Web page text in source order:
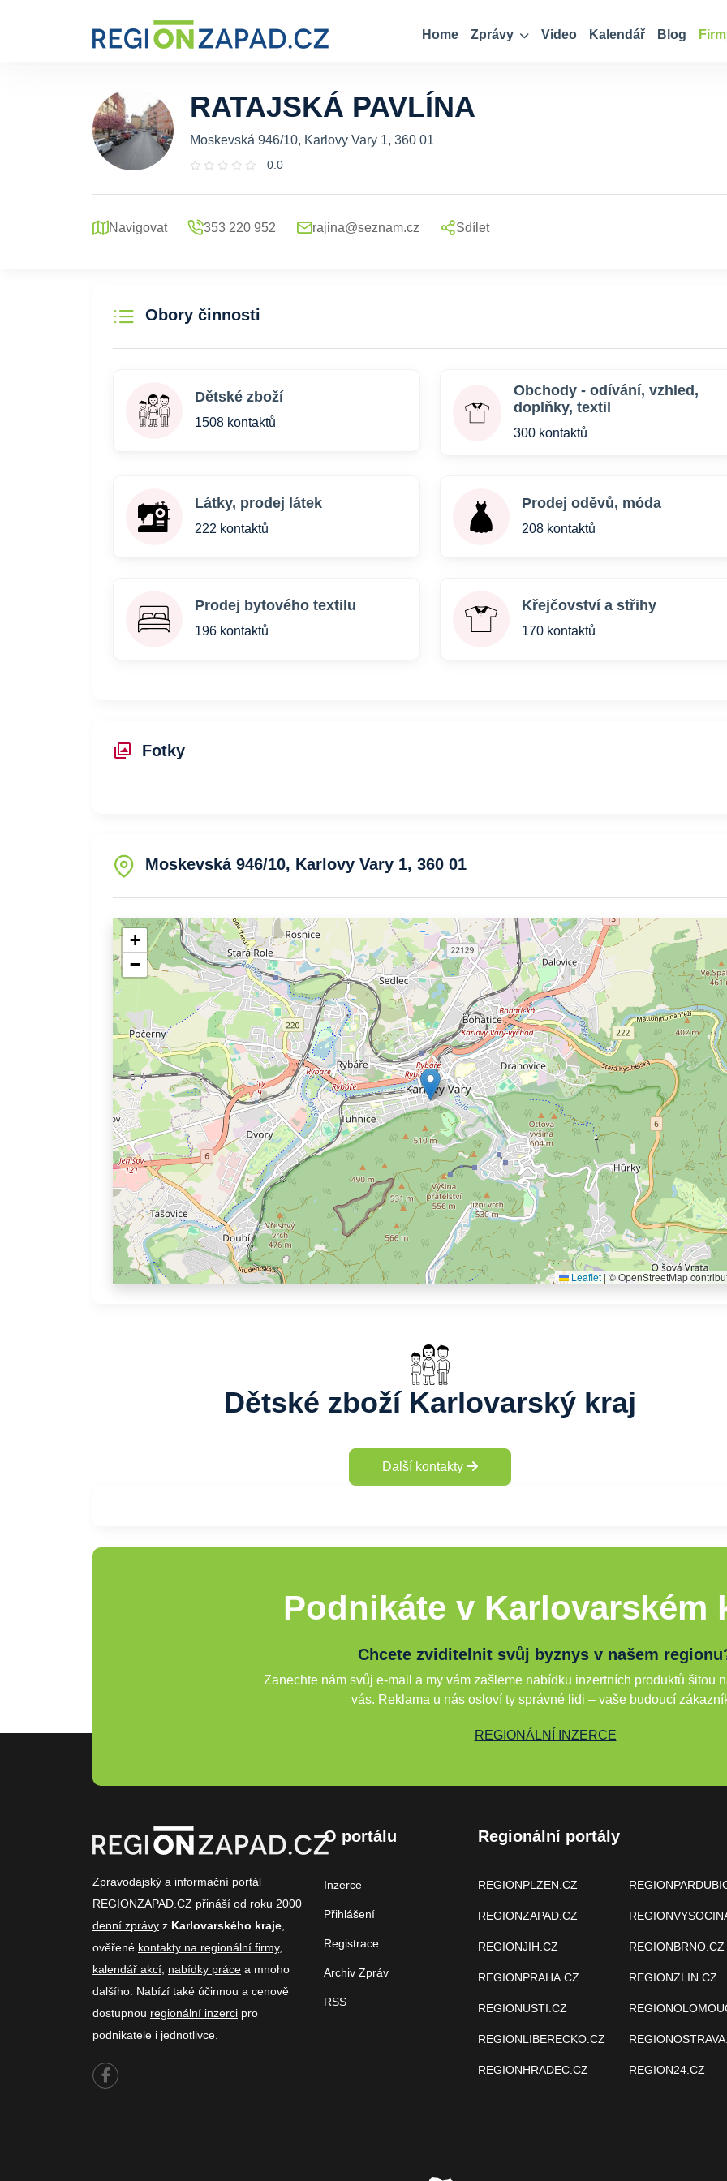
Home Zprávy Video Kalendář Blog
RATAJSKÁ PAVLÍNA
Moskevská 946/10, Karlovy Vary 1, 360 01
0.0
Navigovat 353 220 952 rajina@seznam.cz Sdílet
Obory činnosti
Dětské zboží
1508 kontaktů
Obchody - odívání, vzhled,
doplňky, textil
300 kontaktů
Látky, prodej látek
222 kontaktů
Prodej oděvů, móda
208 kontaktů
Prodej bytového textilu
196 kontaktů
Křejčovství a střihy
170 kontaktů
Fotky
Moskevská 946/10, Karlovy Vary 1, 360 01
+
−
Leaflet | © OpenStreetMap
Dětské zboží Karlovarský kraj
Další kontakty
Podnikáte v Karlovarském
Chcete zviditelnit svůj byznys v našem
Zanechte nám svůj e-mail a my vám zašleme nabídku inzertních produktů šitou
vás. Reklama u nás osloví ty správné lidi – vaše budoucí
REGIONÁLNÍ INZERCE
Zpravodajský a informační portál
REGIONZAPAD.CZ přináší od roku 2000
denní zprávy z Karlovarského kraje
ověřené kontakty na regionální firmy,
kalendář akcí nabídky práce a mnoho
dalšího. Nabízí také účinnou a cenově
dostupnou regionální inzerci pro
podnikatele i jednotlivce.
O portálu
Inzerce
Přihlášení
Registrace
Archiv Zpráv
RSS
Regionální portály
REGIONPLZEN.CZ
REGIONZAPAD.CZ
REGIONJIH.CZ
REGIONPRAHA.CZ
REGIONUSTI.CZ
REGIONLIBERECKO.CZ
REGIONHRADEC.CZ
REGIONBRNO.CZ
REGIONZLIN.CZ
REGION24.CZ